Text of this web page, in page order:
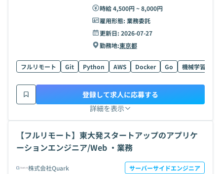
時給 4,500円 ~ 8,000円
雇用形態: 業務委託
更新日: 2026-07-27
勤務地:東京都
フルリモート Git Python AWS Docker Go 機械学習
詳細を表示
登録して求人に応募する
【フルリモート】東大発スタートアップのアプリケ
ーションエンジニア/Web ・業務
株式会社Quark サーバーサイドエンジニア